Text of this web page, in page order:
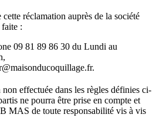
réclamation auprès de la société
:
09 81 89 86 30 du Lundi au
effectuée dans les règles définies ci-
ne pourra être prise en compte et
MAS de toute responsabilité vis à vis